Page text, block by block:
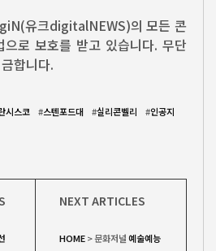
유크digitalNEWS)의 모든 콘
으로 보호를 받고 있습니다. 무단
합니다.
시스코 #스텐포드대 #실리콘벨리 #인공지
NEXT ARTICLES
HOME>문화저널예술예능